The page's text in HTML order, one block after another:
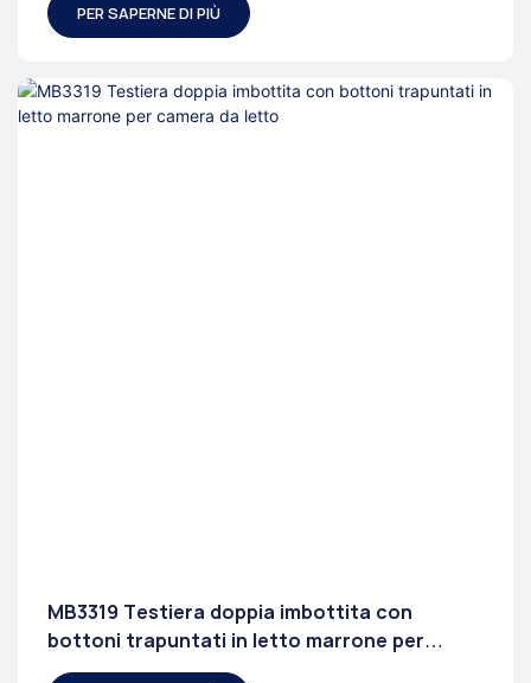
PER SAPERNE DI PIÙ
MB3319 Testiera doppia imbottita con
bottoni trapuntati in letto marrone per
camera da letto